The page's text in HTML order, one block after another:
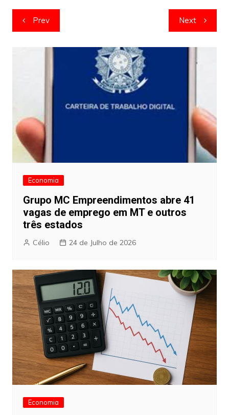
Navegação
de
artigos
Prev Next
Economia
Grupo MC Empreendimentos abre 41
vagas de emprego em MT e outros
três estados
Célio 24 de Julho de 2026
Economia